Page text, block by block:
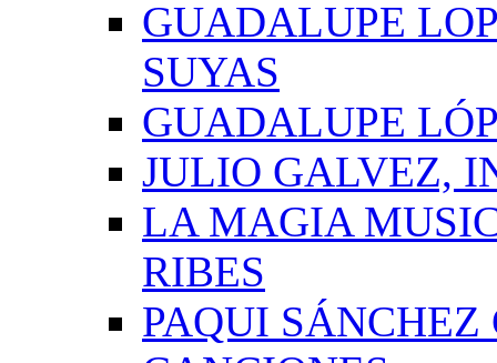
GUADALUPE
SUYAS
GUADALUPE
JULIO GALVEZ,
LA MAGIA
RIBES
PAQUI